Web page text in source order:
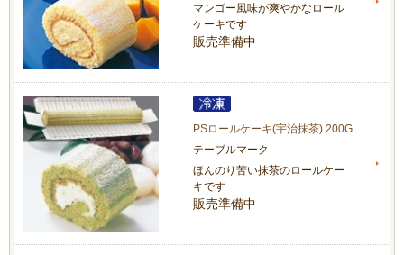
マンゴー風味が爽やかなロール
ケーキです
販売準備中
PSロールケーキ(宇治抹茶) 200G
テーブルマーク
ほんのり苦い抹茶のロールケー
キです
販売準備中